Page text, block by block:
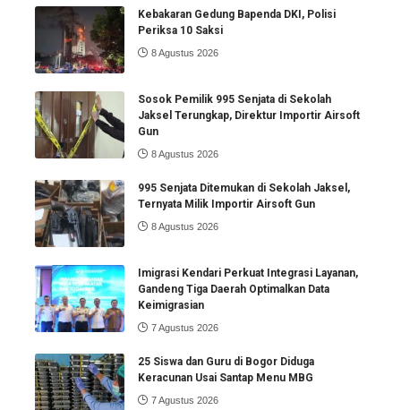
Kebakaran Gedung Bapenda DKI, Polisi
Periksa 10 Saksi
8 Agustus 2026
Sosok Pemilik 995 Senjata di Sekolah
Jaksel Terungkap, Direktur Importir Airsoft
Gun
8 Agustus 2026
995 Senjata Ditemukan di Sekolah Jaksel,
Ternyata Milik Importir Airsoft Gun
8 Agustus 2026
Imigrasi Kendari Perkuat Integrasi Layanan,
Gandeng Tiga Daerah Optimalkan Data
Keimigrasian
7 Agustus 2026
25 Siswa dan Guru di Bogor Diduga
Keracunan Usai Santap Menu MBG
7 Agustus 2026